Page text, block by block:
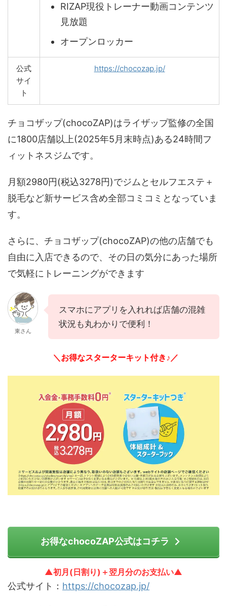
RIZAP現役トレーナー動画コンテンツ
見放題
オープンロッカー
公式
サイ
ト
https://chocozap.jp/
チョコザップ(chocoZAP)はライザップ監修の全国
に1800店舗以上(2025年5月末時点)ある24時間フ
ィットネスジムです。
月額2980円(税込3278円)でジムとセルフエステ＋
脱毛など新サービス含め全部コミコミとなっていま
す。
さらに、チョコザップ(chocoZAP)の他の店舗でも
自由に入店できるので、その日の気分にあった場所
で気軽にトレーニングができます
東さん
スマホにアプリを入れれば店舗の混雑
状況も丸わかりで便利！
＼お得なスターターキット付き♪／
お得なchocoZAP公式はコチラ
▲初月(日割り)＋翌月分のお支払い▲
公式サイト： https://chocozap.jp/